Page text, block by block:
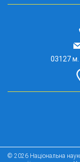
03127 м.
© 2026 Національна